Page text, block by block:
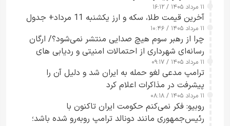
۱۱ مرداد ۱۴۰۵ / ۱۶:۱۲
آخرین قیمت طلا، سکه و ارز یکشنبه 11 مرداد+ جدول
۱۱ مرداد ۱۴۰۵ / ۱۰:۴۶
چرا از رهبر سوم هیچ صدایی منتشر نمی‌شود؟/ ارگان
رسانه‌ای شهرداری از احتمالات امنیتی و ردیابی های
جاسوسی گفت
۱۱ مرداد ۱۴۰۵ / ۰۹:۱۷
ترامپ مدعی لغو حمله به ایران شد و دلیل آن را
پیشرفت در مذاکرات اعلام کرد
۱۱ مرداد ۱۴۰۵ / ۰۸:۱۸
روبیو: فکر نمی‌کنم حکومت ایران تاکنون با
رئیس‌جمهوری مانند دونالد ترامپ روبه‌رو شده باشد؛